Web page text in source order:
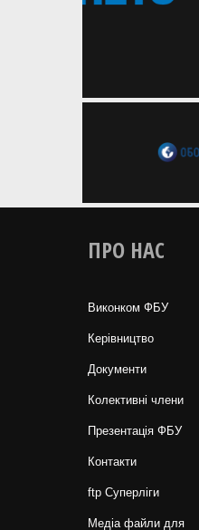
ПРО НАС
Виконком ФБУ
Керівництво
Документи
Колективні члени
Презентація ФБУ
Контакти
ftp Суперліги
Медіа файли для